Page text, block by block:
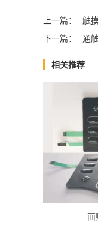
上一篇：
触
下一篇：
通
相关推荐
面